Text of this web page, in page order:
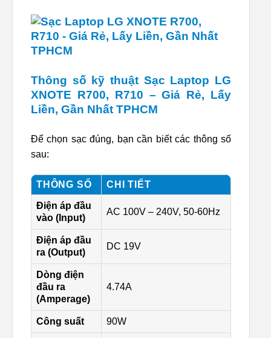
Thông số kỹ thuật Sạc Laptop LG
XNOTE R700, R710 – Giá Rẻ, Lấy
Liền, Gần Nhất TPHCM
Để chọn sạc đúng, bạn cần biết các thông số
sau:
THÔNG SỐ CHI TIẾT
Điện áp đầu
vào (Input)
AC 100V – 240V, 50-60Hz
Điện áp đầu
ra (Output)
DC 19V
Dòng điện
đầu ra
(Amperage)
4.74A
Công suất 90W